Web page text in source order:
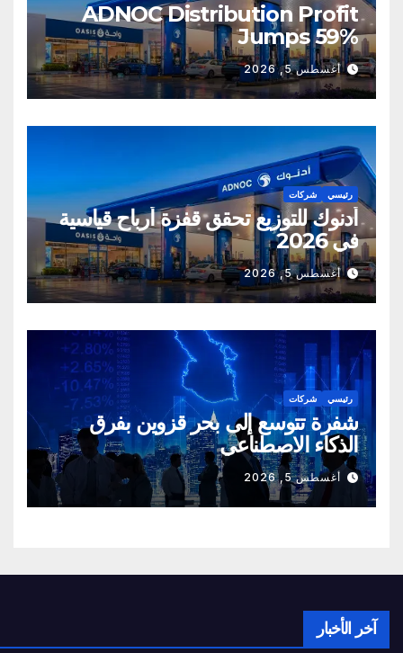
ADNOC Distribution Profit
Jumps 59%
أغسطس 5, 2026
رئيسي شركات
أدنوك للتوزيع تحقق قفزة أرباح قياسية
في 2026
أغسطس 5, 2026
رئيسي شركات
شفرة تتوسع إلى بحر قزوين بفرق
الذكاء الاصطناعي
أغسطس 5, 2026
آخر الأخبار